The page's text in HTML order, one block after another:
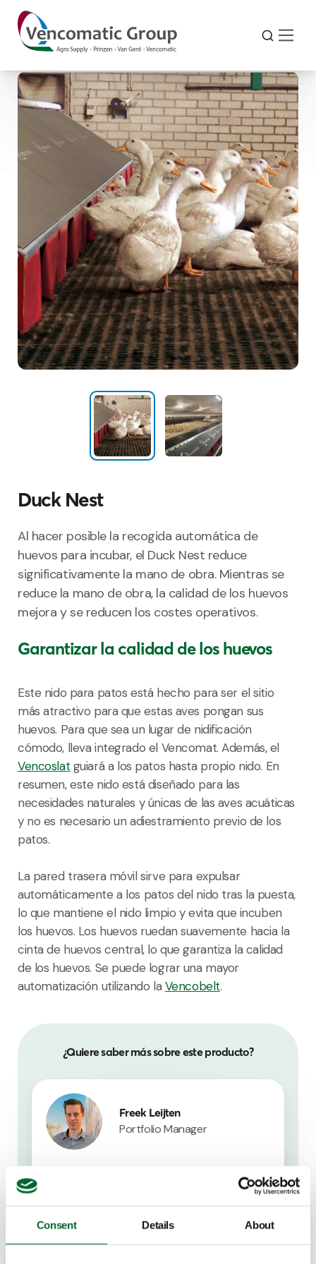
Consent Details About
Duck Nest
Al hacer posible la recogida automática de
huevos para incubar, el Duck Nest reduce
significativamente la mano de obra. Mientras se
reduce la mano de obra, la calidad de los huevos
mejora y se reducen los costes operativos.
Garantizar la calidad de los huevos
Este nido para patos está hecho para ser el sitio
más atractivo para que estas aves pongan sus
huevos. Para que sea un lugar de nidificación
cómodo, lleva integrado el Vencomat. Además, el
Vencoslat guiará a los patos hasta propio nido. En
resumen, este nido está diseñado para las
necesidades naturales y únicas de las aves acuáticas
y no es necesario un adiestramiento previo de los
patos.
La pared trasera móvil sirve para expulsar
automáticamente a los patos del nido tras la puesta,
lo que mantiene el nido limpio y evita que incuben
los huevos. Los huevos ruedan suavemente hacia la
cinta de huevos central, lo que garantiza la calidad
de los huevos. Se puede lograr una mayor
automatización utilizando laVencobelt.
¿Quiere saber más sobre este producto?
Freek Leijten
Portfolio Manager